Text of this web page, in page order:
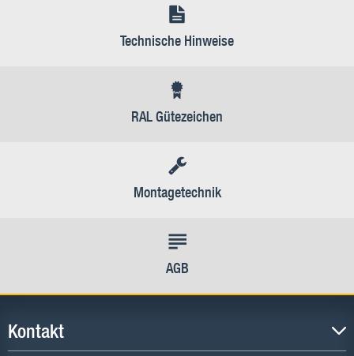
Technische Hinweise
RAL Gütezeichen
Montagetechnik
AGB
Kontakt